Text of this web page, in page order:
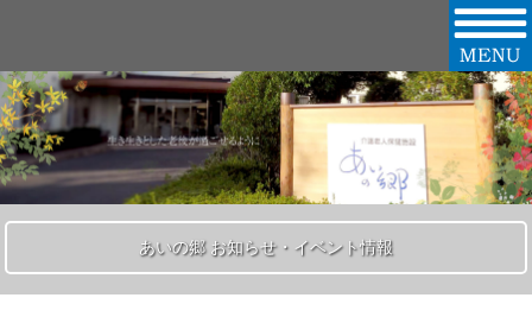
あいの郷 お知らせ・イベント情報